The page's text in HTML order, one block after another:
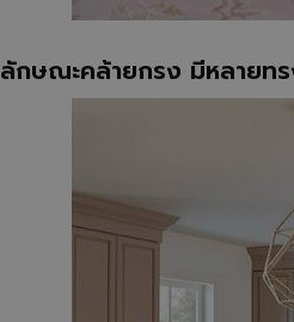
ลักษณะคล้ายกรง มีหลายท